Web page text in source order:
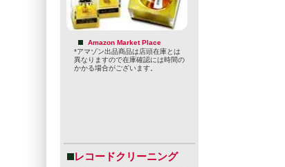
Amazon Market Place
*アマゾン出品商品は店頭在庫とは
異なりますので在庫確認には時間の
かかる場合がございます。
レコードクリーニング